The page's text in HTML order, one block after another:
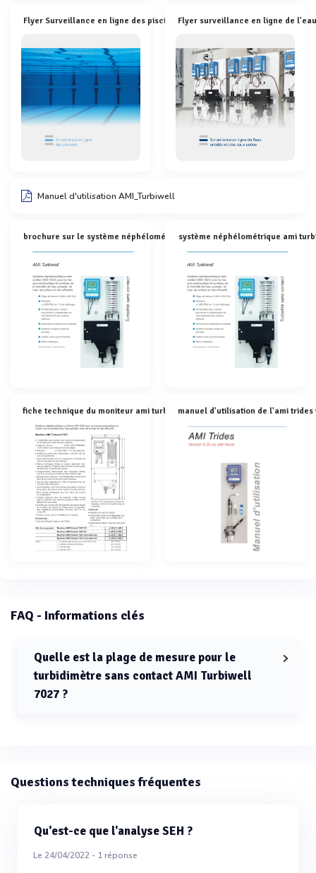
Flyer Surveillance en ligne des piscines et des eaux sanitaires
Manuel d'utilisation AMI_Turbiwell
brochure sur le système néphélométrique ami turbiwell
fiche technique du moniteur ami turbiwell
FAQ - Informations clés
Quelle est la plage de mesure pour le
turbidimètre sans contact AMI Turbiwell
7027 ?
Questions techniques fréquentes
Qu'est-ce que l'analyse SEH ?
Le 24/04/2022 - 1réponse